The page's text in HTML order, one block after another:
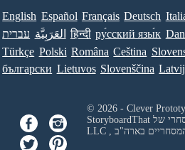
English Español Français Deutsch
עברית العَرَبِيَّة हिन्दी ру́сский язы́к
Türkçe Polski Româna Ceština
български Lietuvos Slovenščina
LLC
בארה"ב